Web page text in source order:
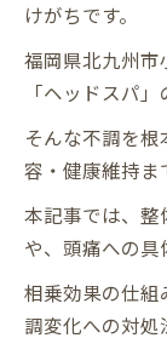
けがちです。
福岡県北九州市
「ヘッドスパ
そんな不調を
容・健康維持ま
本記事では、
や、頭痛への具
相乗効果の仕組
調変化への対処